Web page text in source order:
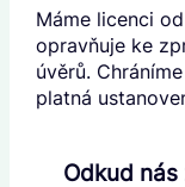
Máme licenci
opravňuje ke
úvěrů.
platná
Odkud nás